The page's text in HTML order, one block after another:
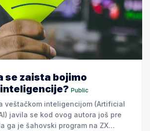
se zaista bojimo
Public
veštačkom inteligencijom (Artificial
javila se kod ovog autora još pre
ga je šahovski program na ZX